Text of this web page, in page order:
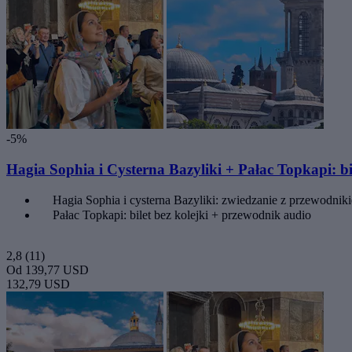
-5%
Hagia Sophia i Cysterna Bazyliki + Pałac Topkapi:
Hagia Sophia i cysterna Bazyliki: zwiedzanie z
Pałac Topkapi: bilet bez kolejki + przewodnik audio
2,8 (11)
Od 139,77 USD
132,79 USD